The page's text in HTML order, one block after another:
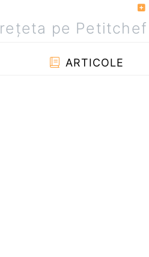
ARTICOLE